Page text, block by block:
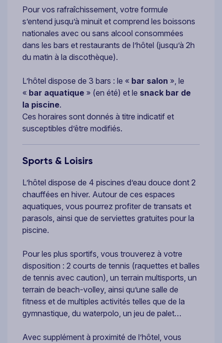
Pour vos rafraîchissement, votre formule
s’entend jusqu’à minuit et comprend les boissons
nationales avec ou sans alcool consommées
dans les bars et restaurants de l’hôtel (jusqu’à 2h
du matin à la discothèque).
L’hôtel dispose de 3 bars : le « bar salon », le
« bar aquatique » (en été) et le snack bar de
la piscine.
Ces horaires sont donnés à titre indicatif et
susceptibles d’être modifiés.
Sports & Loisirs
L’hôtel dispose de 4 piscines d’eau douce dont 2
chauffées en hiver. Autour de ces espaces
aquatiques, vous pourrez profiter de transats et
parasols, ainsi que de serviettes gratuites pour la
piscine.
Pour les plus sportifs, vous trouverez à votre
disposition : 2 courts de tennis (raquettes et balles
de tennis avec caution), un terrain multisports, un
terrain de beach-volley, ainsi qu’une salle de
fitness et de multiples activités telles que de la
gymnastique, du waterpolo, un jeu de palet…
Avec supplément à proximité de l’hôtel, vous